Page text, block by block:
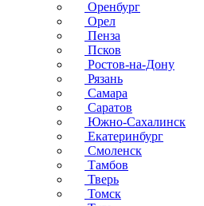
Оренбург
Орел
Пенза
Псков
Ростов-на-Дону
Рязань
Самара
Саратов
Южно-Сахалинск
Екатеринбург
Смоленск
Тамбов
Тверь
Томск